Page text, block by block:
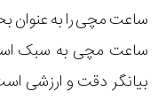
ساعت مچی را به عنوان
ساعت مچی به سبک
بیانگر دقت و ارزشی